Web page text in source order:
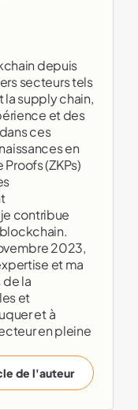
depuis
secteurs tels
la supply chain,
et des
ces
en
(ZKPs)
contribue
2023,
et ma
la
et
et à
en pleine
de l'auteur